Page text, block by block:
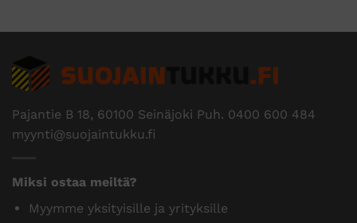
Pajantie B 18, 60100 Seinäjoki Puh. 0400 600 484
myynti@suojaintukku.fi
Miksi ostaa meiltä?
Myymme yksityisille ja yrityksille